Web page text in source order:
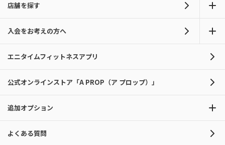
店舗を探す
入会をお考えの方へ
エニタイムフィットネスアプリ
公式オンラインストア「A PROP（ア プロップ）」
追加オプション
よくある質問